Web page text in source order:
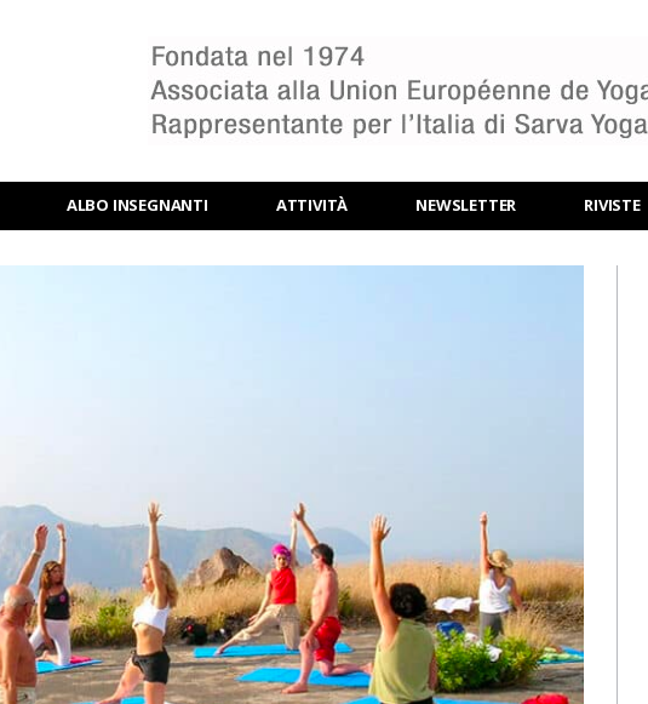
ALBO INSEGNANTI ATTIVITÀ NEWSLETTER RIVISTE